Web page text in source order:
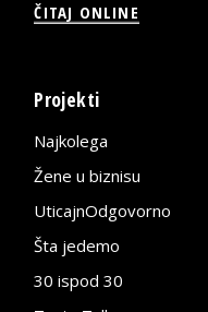
ČITAJ ONLINE
Projekti
Najkolega
Žene u biznisu
UticajnOdgovorno
Šta jedemo
30 ispod 30